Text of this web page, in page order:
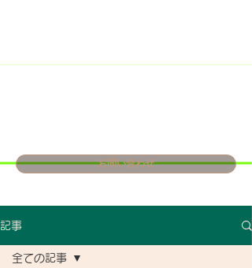
お問い合わせ
記事
全ての記事